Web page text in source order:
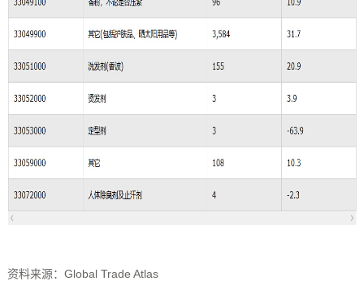
资料来源：Global Trade Atlas